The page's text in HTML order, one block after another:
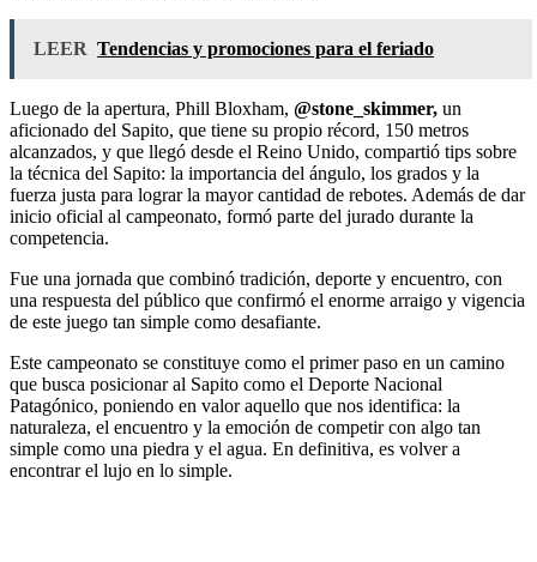
LEER Tendencias y promociones para el feriado
Luego de la apertura, Phill Bloxham, @stone_skimmer, un
aficionado del Sapito, que tiene su propio récord, 150 metros
alcanzados, y que llegó desde el Reino Unido, compartió tips sobre
la técnica del Sapito: la importancia del ángulo, los grados y la
fuerza justa para lograr la mayor cantidad de rebotes. Además de dar
inicio oficial al campeonato, formó parte del jurado durante la
competencia.
Fue una jornada que combinó tradición, deporte y encuentro, con
una respuesta del público que confirmó el enorme arraigo y vigencia
de este juego tan simple como desafiante.
Este campeonato se constituye como el primer paso en un camino
que busca posicionar al Sapito como el Deporte Nacional
Patagónico, poniendo en valor aquello que nos identifica: la
naturaleza, el encuentro y la emoción de competir con algo tan
simple como una piedra y el agua. En definitiva, es volver a
encontrar el lujo en lo simple.